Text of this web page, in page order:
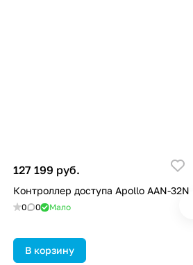
127 199 руб.
Контроллер доступа Apollo AAN-32N
0 0 Мало
В корзину